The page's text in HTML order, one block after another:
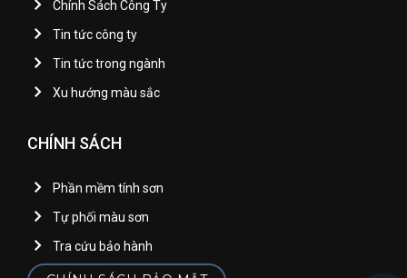
Chính Sách Công Ty
Tin tức công ty
Tin tức trong ngành
Xu hướng màu sắc
CHÍNH SÁCH
Phần mềm tính sơn
Tự phối màu sơn
Tra cứu bảo hành